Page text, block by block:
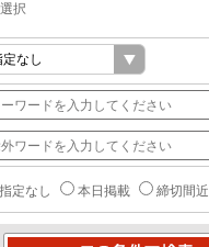
択
指定なし 本日掲載 締切間近